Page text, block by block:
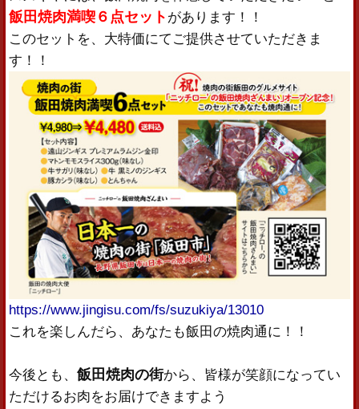
飯田焼肉満喫６点セット があります！！
このセットを、大特価にてご提供させていただきま
す！！
https://www.jingisu.com/fs/suzukiya/13010
これを楽しんだら、あなたも飯田の焼肉通に！！
今後とも、飯田焼肉の街から、皆様が笑顔になってい
ただけるお肉をお届けできますよう